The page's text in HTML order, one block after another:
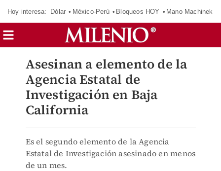
Hoy interesa: Dólar México-Perú Bloqueos HOY Mano Machinek
Asesinan a elemento de la
Agencia Estatal de
Investigación en Baja
California
Es el segundo elemento de la Agencia
Estatal de Investigación asesinado en menos
de un mes.